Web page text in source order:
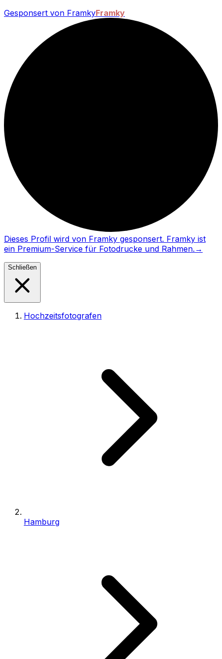
Gesponsert von FramkyFramky
Dieses Profil wird von Framky gesponsert. Framky ist
ein Premium-Service für Fotodrucke und Rahmen. →
Schließen
Hochzeitsfotografen
Hamburg